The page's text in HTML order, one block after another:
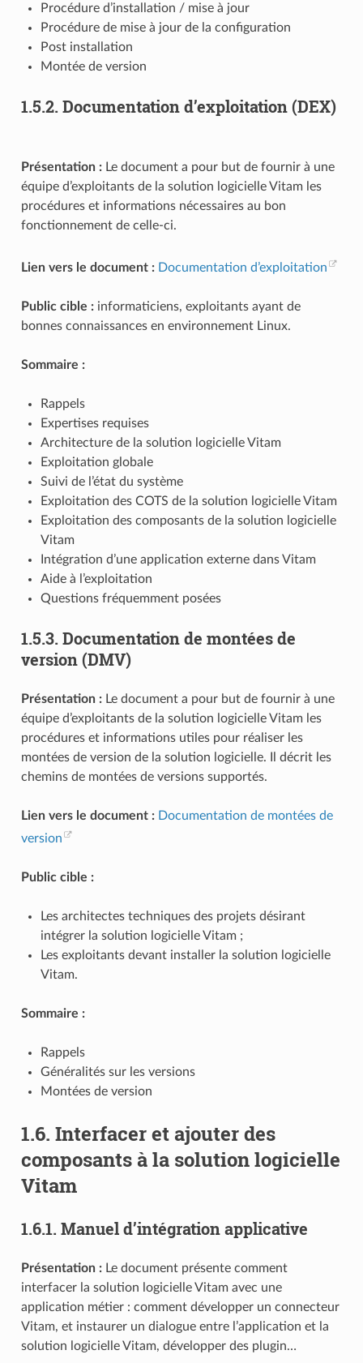
Procédure d’installation / mise à jour
Procédure de mise à jour de la configuration
Post installation
Montée de version
1.5.2. Documentation d’exploitation (DEX)
Présentation :Le document a pour but de fournir à une
équipe d’exploitants de la solution logicielle Vitam les
procédures et informations nécessaires au bon
fonctionnement de celle-ci.
Lien vers le document : Documentation d’exploitation
Public cible :informaticiens, exploitants ayant de
bonnes connaissances en environnement Linux.
Sommaire :
Rappels
Expertises requises
Architecture de la solution logicielle Vitam
Exploitation globale
Suivi de l’état du système
Exploitation des COTS de la solution logicielle Vitam
Exploitation des composants de la solution logicielle
Vitam
Intégration d’une application externe dans Vitam
Aide à l’exploitation
Questions fréquemment posées
1.5.3. Documentation de montées de
version (DMV)
Présentation :Le document a pour but de fournir à une
équipe d’exploitants de la solution logicielle Vitam les
procédures et informations utiles pour réaliser les
montées de version de la solution logicielle. Il décrit les
chemins de montées de versions supportés.
Lien vers le document : Documentation de montées de
version
Public cible :
Les architectes techniques des projets désirant
intégrer la solution logicielle Vitam ;
Les exploitants devant installer la solution logicielle
Vitam.
Sommaire :
Rappels
Généralités sur les versions
Montées de version
1.6. Interfacer et ajouter des
composants à la solution logicielle
Vitam
1.6.1. Manuel d’intégration applicative
Présentation :Le document présente comment
interfacer la solution logicielle Vitam avec une
application métier : comment développer un connecteur
Vitam, et instaurer un dialogue entre l’application et la
solution logicielle Vitam, développer des plugin…